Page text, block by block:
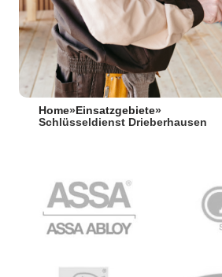
Home» Einsatzgebiete»
Schlüsseldienst Drieberhausen